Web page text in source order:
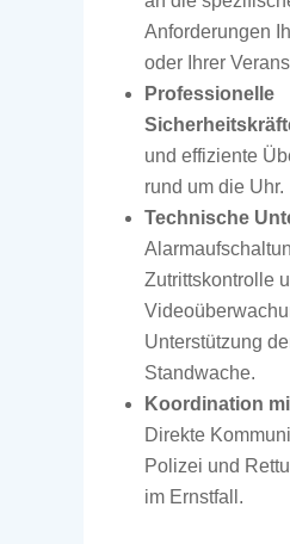
Anforderungen
oder Ihrer
Professionelle
und effiziente
rund um die Uhr.
Technische
Zutrittskontrolle
Unterstützung
Standwache.
Koordination
Direkte
Polizei und
im Ernstfall.